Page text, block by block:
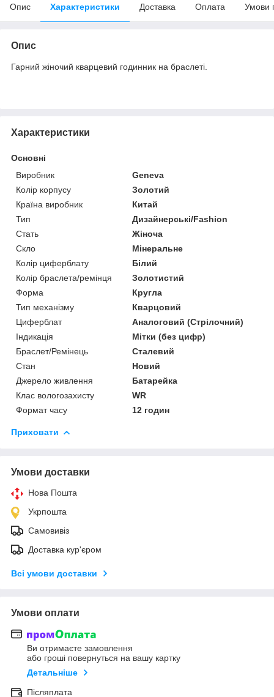
Опис Характеристики Доставка Оплата Умови
Опис
Гарний жіночий кварцевий годинник на браслеті.
Характеристики
Основні
Виробник
Geneva
Колір корпусу
Золотий
Країна виробник
Китай
Тип
Дизайнерські/Fashion
Стать
Жіноча
Скло
Мінеральне
Колір циферблату
Білий
Колір браслета/ремінця
Золотистий
Форма
Кругла
Тип механізму
Кварцовий
Циферблат
Аналоговий (Стрілочний)
Індикація
Мітки (без цифр)
Браслет/Ремінець
Сталевий
Стан
Новий
Джерело живлення
Батарейка
Клас вологозахисту
WR
Формат часу
12 годин
Приховати
Умови доставки
Нова Пошта
Укрпошта
Самовивіз
Доставка кур'єром
Всі умови доставки
Умови оплати
Ви отримаєте замовлення
або гроші повернуться на вашу картку
Детальніше
Післяплата